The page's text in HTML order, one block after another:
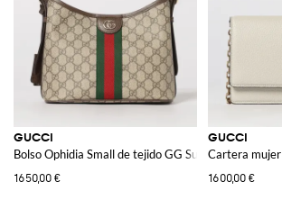
GUCCI
Bolso Ophidia Small de tejido GG Supreme
1650,00 €
GUCCI
Cartera mujer
1600,00 €